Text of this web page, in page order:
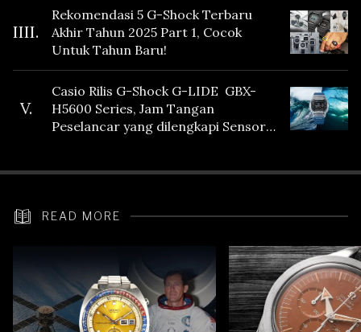
IIII.
Rekomendasi 5 G-Shock Terbaru
Akhir Tahun 2025 Part 1, Cocok
Untuk Tahun Baru!
V.
Casio Rilis G-Shock G-LIDE GBX-
H5600 Series, Jam Tangan
Peselancar yang dilengkapi Sensor
READ MORE